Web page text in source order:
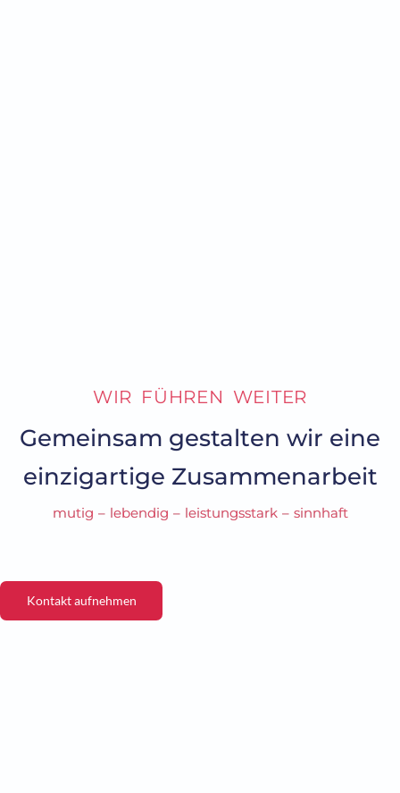
WIR FÜHREN WEITER
Gemeinsam gestalten wir eine
einzigartige Zusammenarbeit
mutig – lebendig – leistungsstark – sinnhaft
Kontakt aufnehmen